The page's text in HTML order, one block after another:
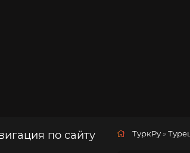
по сайту ТуркРу »